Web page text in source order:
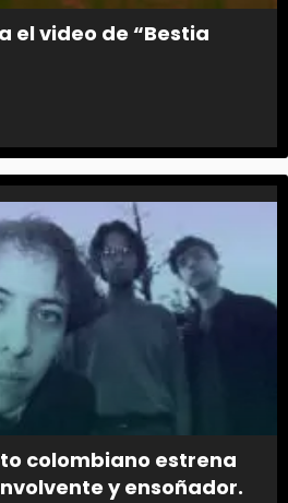
el video de “Bestia
colombiano estrena
y ensoñador.